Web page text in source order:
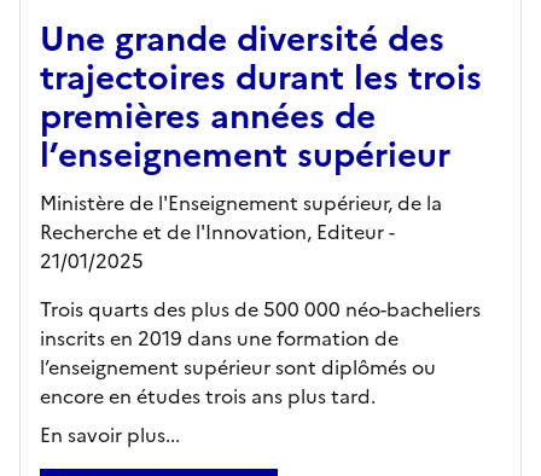
Une grande diversité des
trajectoires durant les trois
premières années de
l’enseignement supérieur
Ministère de l'Enseignement supérieur, de la
Recherche et de l'Innovation, Editeur-
21/01/2025
Trois quarts des plus de 500 000 néo-bacheliers
inscrits en 2019 dans une formation de
l’enseignement supérieur sont diplômés ou
encore en études trois ans plus tard.
En savoir plus...